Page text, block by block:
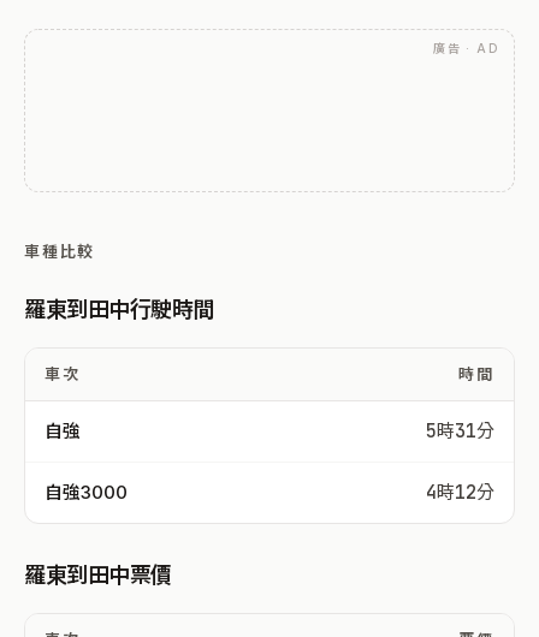
廣告 · AD
車種比較
羅東到田中行駛時間
車次 時間
自強 5時31分
自強3000 4時12分
羅東到田中票價